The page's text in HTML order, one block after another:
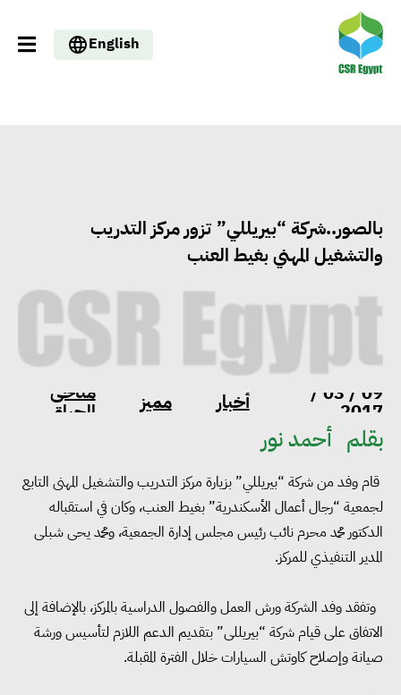
English
بالصور..شركة “بيريللي” تزور مركز التدريب
والتشغيل المهني بغيط العنب
09 / 03 /
2017 أخبار مميز مناحى
الحياة
بقلم أحمد نور
قام وفد من شركة “بيريللي” بزيارة مركز التدريب والتشغيل المهنى التابع
لجمعية “رجال أعمال الأسكندرية” بغيط العنب، وكان في استقباله
الدكتور محمد محرم نائب رئيس مجلس إدارة الجمعية، ومحمد يحى شبلى
المدير التنفيذي للمركز.
وتفقد وفد الشركة ورش العمل والفصول الدراسية بالمركز، بالإضافة إلى
الاتفاق على قيام شركة “بيريللى” بتقديم الدعم اللازم لتأسيس ورشة
صيانة وإصلاح كاوتش السيارات خلال الفترة المقبلة.